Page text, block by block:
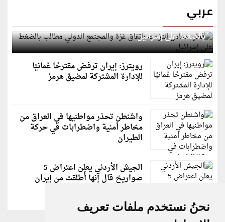
نحنُ نستخدم ملفات تعريف
عربي
قطر: حماس التزمت باتفاق غزة والمجتمع الدولي مطالب
بالضغط على إسرائيل
رويترز: إيران ترفض مقترحًا عُمانيًا
للإدارة المشتركة لمضيق هرمز
واشنطن تحذر مواطنيها في العراق من
مخاطر أمنية واضطرابات في حركة
الطيران
الجيش الأردني يعلن اعتراض 5
صواريخ قال إنها أُطلقت من إيران